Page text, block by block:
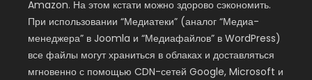
Amazon. На этом кстати можно здорово сэкономить.
При использовании “Медиатеки” (аналог “Медиа-
менеджера” в Joomla и “Медиафайлов” в WordPress)
все файлы могут храниться в облаках и доставляться
мгновенно с помощью CDN-сетей Google, Microsoft и